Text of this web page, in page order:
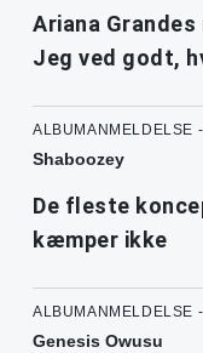
Ariana
Jeg ved godt,
ALBUMANMELDELSE
Shaboozey
De fleste
kæmper ikke
ALBUMANMELDELSE
Genesis Owusu